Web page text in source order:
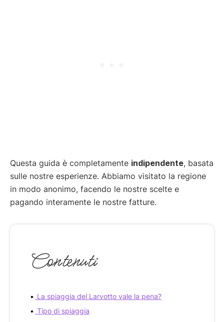
Questa guida è completamente indipendente, basata
sulle nostre esperienze. Abbiamo visitato la regione
in modo anonimo, facendo le nostre scelte e
pagando interamente le nostre fatture.
Contenuti
La spiaggia del Larvotto vale la pena?
Tipo di spiaggia